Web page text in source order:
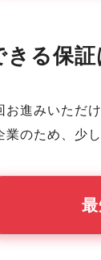
る保
進みいただ
業のため、少